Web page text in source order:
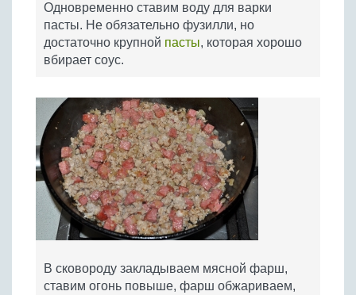
Одновременно ставим воду для варки
пасты. Не обязательно фузилли, но
достаточно крупной пасты, которая хорошо
вбирает соус.
В сковороду закладываем мясной фарш,
ставим огонь повыше, фарш обжариваем,